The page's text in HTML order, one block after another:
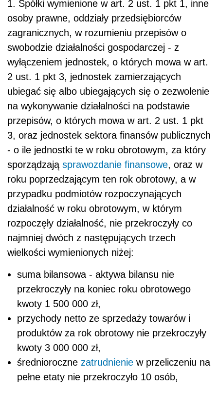
1. Spółki wymienione w art. 2 ust. 1 pkt 1, inne
osoby prawne, oddziały przedsiębiorców
zagranicznych, w rozumieniu przepisów o
swobodzie działalności gospodarczej - z
wyłączeniem jednostek, o których mowa w art.
2 ust. 1 pkt 3, jednostek zamierzających
ubiegać się albo ubiegających się o zezwolenie
na wykonywanie działalności na podstawie
przepisów, o których mowa w art. 2 ust. 1 pkt
3, oraz jednostek sektora finansów publicznych
- o ile jednostki te w roku obrotowym, za który
sporządzają sprawozdanie finansowe, oraz w
roku poprzedzającym ten rok obrotowy, a w
przypadku podmiotów rozpoczynających
działalność w roku obrotowym, w którym
rozpoczęły działalność, nie przekroczyły co
najmniej dwóch z następujących trzech
wielkości wymienionych niżej:
suma bilansowa - aktywa bilansu nie
przekroczyły na koniec roku obrotowego
kwoty 1 500 000 zł,
przychody netto ze sprzedaży towarów i
produktów za rok obrotowy nie przekroczyły
kwoty 3 000 000 zł,
średnioroczne zatrudnienie w przeliczeniu na
pełne etaty nie przekroczyło 10 osób,